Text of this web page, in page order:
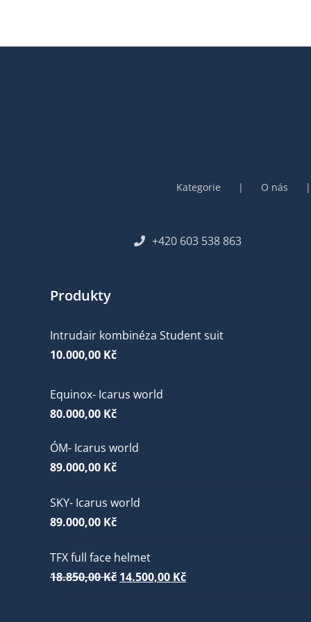
Kategorie O nás
+420 603 538 863
Produkty
Intrudair kombinéza Student suit
10.000,00 Kč
Equinox- Icarus world
80.000,00 Kč
ÓM- Icarus world
89.000,00 Kč
SKY- Icarus world
89.000,00 Kč
TFX full face helmet
18.850,00Kč Původní
14.500,00 KčAktuální